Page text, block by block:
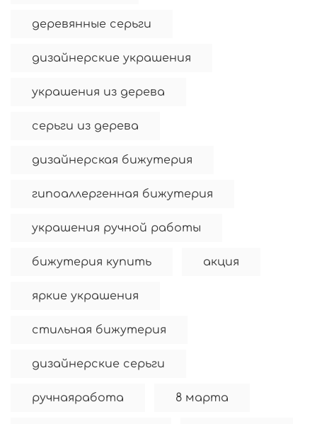
деревянные серьги
дизайнерские украшения
украшения из дерева
серьги из дерева
дизайнерская бижутерия
гипоаллергенная бижутерия
украшения ручной работы
бижутерия купить акция
яркие украшения
стильная бижутерия
дизайнерские серьги
ручнаяработа 8 марта